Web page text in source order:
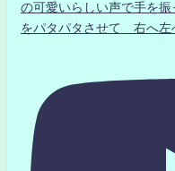
の可愛いらしい声で手を
をパタパタさせて 右へ左